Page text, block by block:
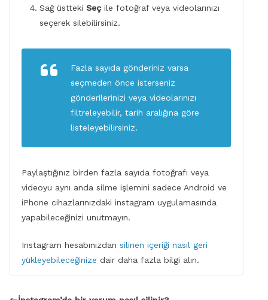
Sağ üstteki Seç ile fotoğraf veya videolarınızı
seçerek silebilirsiniz.
Fazla sayıda gönderiniz varsa
seçmeden önce isterseniz
gönderilerinizi veya videolarınızı
filtreleyebilir, tarih aralığına göre
listeleyebilirsiniz.
Paylaştığınız birden fazla sayıda fotoğrafı veya
videoyu aynı anda silme işlemini sadece Android ve
iPhone cihazlarınızdaki instagram uygulamasında
yapabileceğinizi unutmayın.
Instagram hesabınızdan silinen içeriği nasıl geri
yükleyebileceğinize dair daha fazla bilgi alın.